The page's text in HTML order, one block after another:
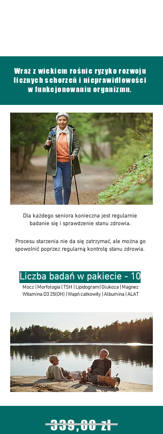
Wraz z wiekiem rośnie ryzyko rozwoju
licznych schorzeń i nieprawidłowości
w funkcjonowaniu organizmu.
Dla każdego seniora konieczna jest regularnie
badanie się i sprawdzenie stanu zdrowia.
Procesu starzenia nie da się zatrzymać, ale można go
spowolnić poprzez regularną kontrolę stanu zdrowia.
Liczba badań w pakiecie - 10
Mocz | Morfologia | TSH | Lipidogram| Glukoza | Magnez
Witamina D3 25(OH) | Wapń całkowity | Albumina | ALAT
339,00 zł